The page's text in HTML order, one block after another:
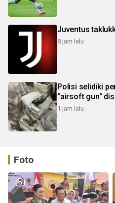
Juventus
8 jam lalu
Polisi selidiki
"airsoft gun"
1 jam lalu
Foto